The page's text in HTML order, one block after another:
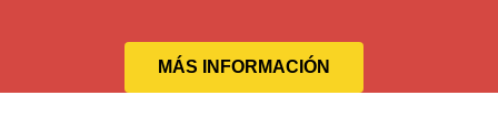
MÁS INFORMACIÓN